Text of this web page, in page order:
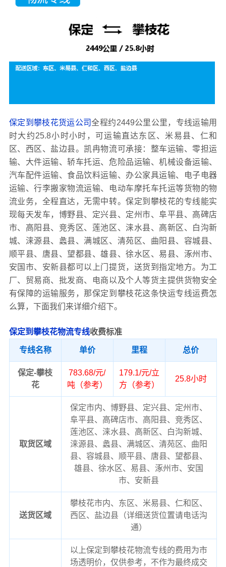
保定到攀枝花货运公司全程约2449公里公里，专线运输用
时大约25.8小时小时，可运输直达东区、米易县、仁和
区、西区、盐边县。凯冉物流可承接：整车运输、零担运
输、大件运输、轿车托运、危险品运输、机械设备运输、
汽车配件运输、食品饮料运输、办公家具运输、电子电器
运输、行李搬家物流运输、电动车摩托车托运等货物的物
流业务，全程直达，无需中转。保定到攀枝花的专线能实
现每天发车，博野县、定兴县、定州市、阜平县、高碑店
市、高阳县、竞秀区、莲池区、涞水县、高新区、白沟新
城、涞源县、蠡县、满城区、清苑区、曲阳县、容城县、
顺平县、唐县、望都县、雄县、徐水区、易县、涿州市、
安国市、安新县都可以上门提货，送货到指定地方。为工
厂、贸易商、批发商、电商以及个人等货主提供货物安全
有保障的运输服务，那保定到攀枝花这条快运专线运费怎
么算，下面我们来详细介绍下。
保定到攀枝花物流专线收费标准
专线名称 单价 里程 总价
保定-攀枝
花
783.68/元/
吨（参考）
179.1/元/立
方（参考）
25.8小时
取货区域
保定市内、博野县、定兴县、定州市、
阜平县、高碑店市、高阳县、竞秀区、
莲池区、涞水县、高新区、白沟新城、
涞源县、蠡县、满城区、清苑区、曲阳
县、容城县、顺平县、唐县、望都县、
雄县、徐水区、易县、涿州市、安国
市、安新县
送货区域
攀枝花市内、东区、米易县、仁和区、
西区、盐边县（详细送货位置请电话沟
通）
以上保定到攀枝花物流专线的费用为市
场透明价，仅供参考，不作为最终成交